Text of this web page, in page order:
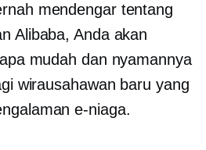
mendengar tentang
Alibaba, Anda akan
mudah dan nyamannya
wirausahawan baru yang
e-niaga.